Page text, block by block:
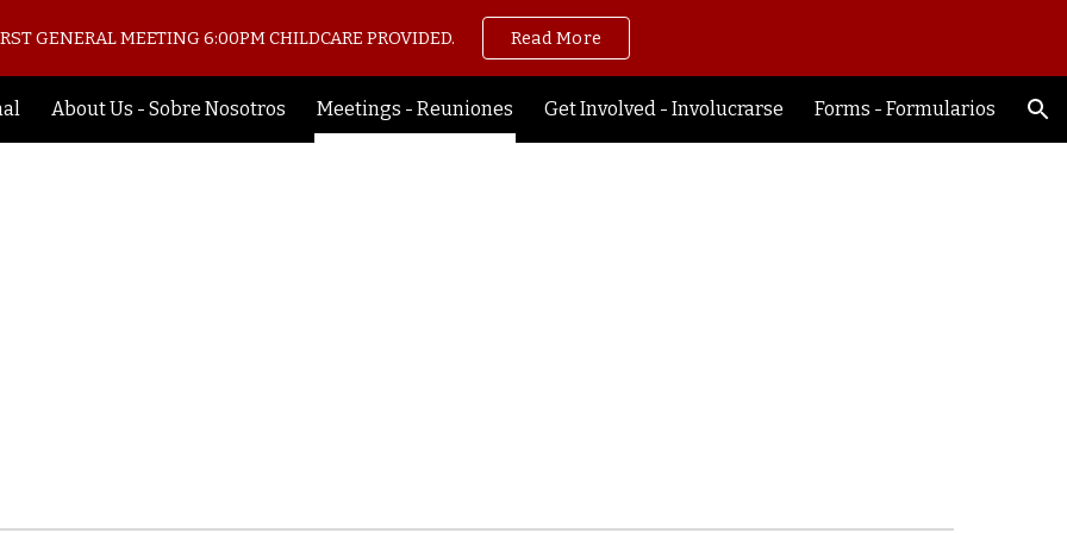
to main content Skip to navigation
GENERAL MEETING 6:00PM CHILDCARE PROVIDED. Read More
About Us - Sobre Nosotros Meetings - Reuniones Get Involved - Involucrarse Forms - Formularios